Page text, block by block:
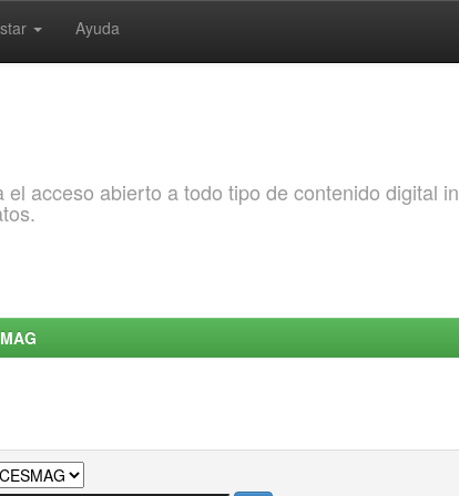
Ayuda
acceso abierto a todo tipo de contenido digital